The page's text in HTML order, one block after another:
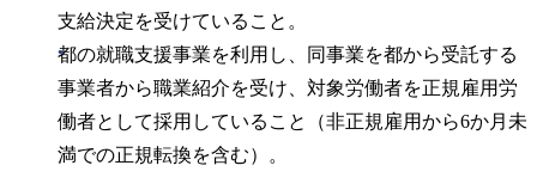
支給決定を受けていること。
都の就職支援事業を利用し、同事業を都から受託する
事業者から職業紹介を受け、対象労働者を正規雇用労
働者として採用していること（非正規雇用から6か月未
満での正規転換を含む）。